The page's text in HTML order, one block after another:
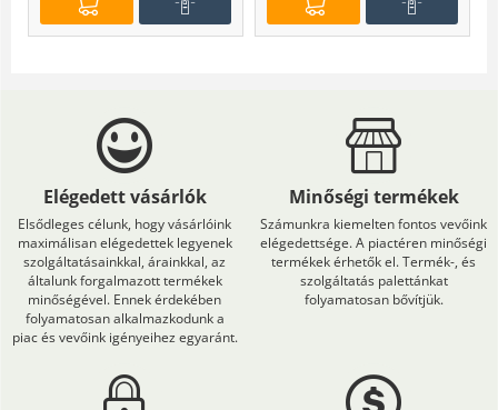
Elégedett vásárlók
Elsődleges célunk, hogy vásárlóink
maximálisan elégedettek legyenek
szolgáltatásainkkal, árainkkal, az
általunk forgalmazott termékek
minőségével. Ennek érdekében
folyamatosan alkalmazkodunk a
piac és vevőink igényeihez egyaránt.
Minőségi termékek
Számunkra kiemelten fontos vevőink
elégedettsége. A piactéren minőségi
termékek érhetők el. Termék-, és
szolgáltatás palettánkat
folyamatosan bővítjük.